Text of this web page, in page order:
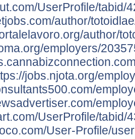
UserProfile/tabid/
author/
author/
employers/
jobs.njota.org/
UserProfile/tabid/
User-Profile/